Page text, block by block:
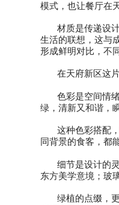
模式，也让餐厅在
材质是传递设
生活的联想，这与
形成鲜明对比，不
在天府新区这
色彩是空间情
绿，清新又和谐，
这种色彩搭配
同背景的食客，都
细节是设计的
东方美学意境；玻
绿植的点缀，